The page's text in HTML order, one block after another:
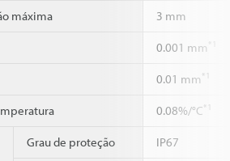
máxima 3 mm
0.001 mm
0.01 mm *1
0.08%/°C *1
Grau de proteção IP67